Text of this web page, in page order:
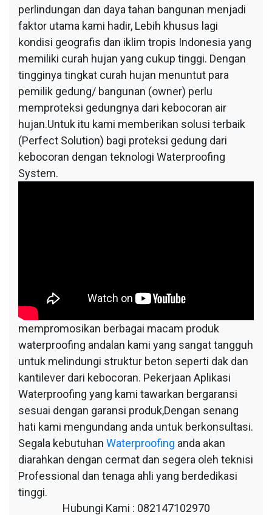
perlindungan dan daya tahan bangunan menjadi
faktor utama kami hadir, Lebih khusus lagi
kondisi geografis dan iklim tropis Indonesia yang
memiliki curah hujan yang cukup tinggi. Dengan
tingginya tingkat curah hujan menuntut para
pemilik gedung/ bangunan (owner) perlu
memproteksi gedungnya dari kebocoran air
hujan.Untuk itu kami memberikan solusi terbaik
(Perfect Solution) bagi proteksi gedung dari
kebocoran dengan teknologi Waterproofing
System.
mempromosikan berbagai macam produk
waterproofing andalan kami yang sangat tangguh
untuk melindungi struktur beton seperti dak dan
kantilever dari kebocoran. Pekerjaan Aplikasi
Waterproofing yang kami tawarkan bergaransi
sesuai dengan garansi produk,Dengan senang
hati kami mengundang anda untuk berkonsultasi.
Segala kebutuhan Waterproofing anda akan
diarahkan dengan cermat dan segera oleh teknisi
Professional dan tenaga ahli yang berdedikasi
tinggi.
Hubungi Kami : 082147102970